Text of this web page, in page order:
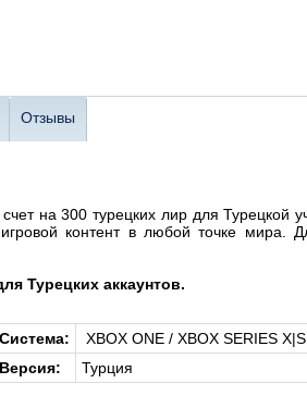
Отзывы
на 300 турецких лир для Турецкой
контент в любой точке мира.
Турецких аккаунтов.
Система:
XBOX ONE / XBOX SERIES X|S
Версия:
Турция